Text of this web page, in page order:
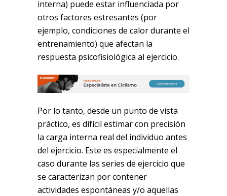
interna) puede estar influenciada por
otros factores estresantes (por
ejemplo, condiciones de calor durante el
entrenamiento) que afectan la
respuesta psicofisiológica al ejercicio.
Por lo tanto, desde un punto de vista
práctico, es difícil estimar con precisión
la carga interna real del individuo antes
del ejercicio. Este es especialmente el
caso durante las series de ejercicio que
se caracterizan por contener
actividades espontáneas y/o aquellas